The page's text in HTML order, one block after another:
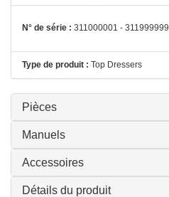
N° de série : 311000001 - 311999999
Type de produit : Top Dressers
Pièces
Manuels
Accessoires
Détails du produit